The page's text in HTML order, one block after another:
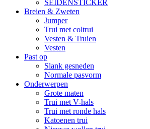
SEIDENSTICKER
Breien & Zweten
Jumper
Trui met coltrui
Vesten & Truien
Vesten
Past op
Slank gesneden
Normale pasvorm
Onderwerpen
Grote maten
Trui met V-hals
Trui met ronde hals
Katoenen trui